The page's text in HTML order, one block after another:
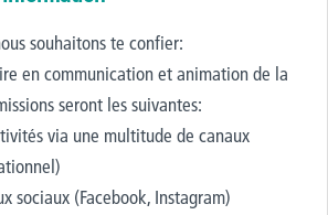
souhaitons te confier:
en communication et animation de la
seront les suivantes:
via une multitude de canaux
sociaux (Facebook, Instagram)